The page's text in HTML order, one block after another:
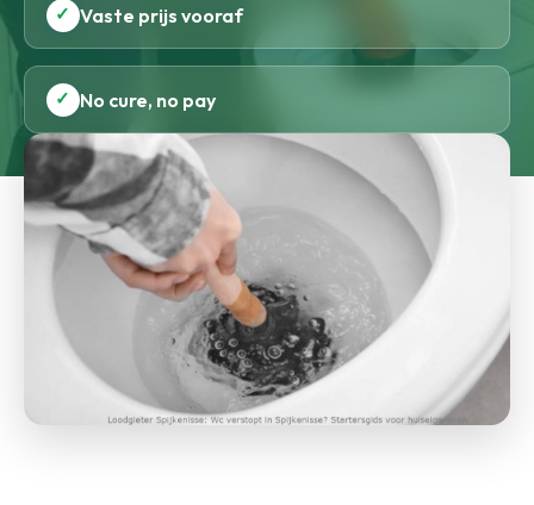
✓ Vaste prijs vooraf
✓ No cure, no pay